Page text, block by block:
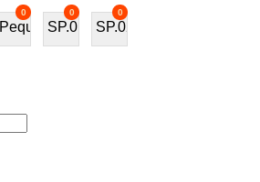
0
Pequeno
0
SP.01
0
SP.02